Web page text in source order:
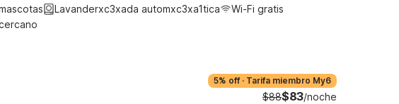
Lavanderxc3xada automxc3xa1tica
Wi-Fi gratis
5% off · Tarifa miembro My6
$88$83/noche